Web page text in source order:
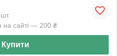
на сайті — 200 ₴
Купити